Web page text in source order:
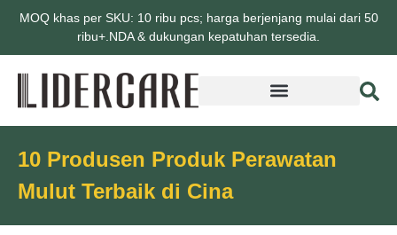
MOQ khas per SKU: 10 ribu pcs; harga berjenjang mulai dari 50
ribu+.NDA & dukungan kepatuhan tersedia.
10 Produsen Produk Perawatan
Mulut Terbaik di Cina